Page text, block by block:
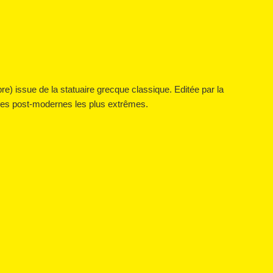
issue de la statuaire grecque classique. Editée par la
post-modernes les plus extrêmes.